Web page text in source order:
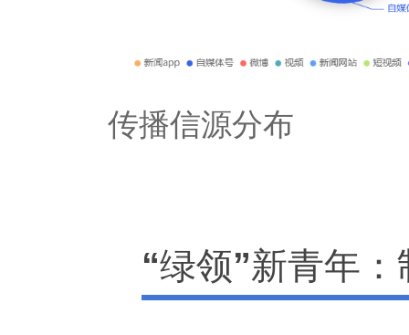
传播信源分布
“绿领”新青年